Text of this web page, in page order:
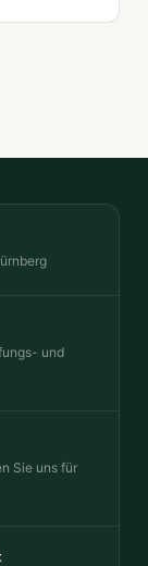
und
Sie uns für